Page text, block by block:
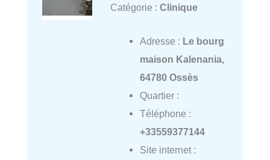
Catégorie : Clinique
Adresse : Le bourg
maison Kalenania,
64780 Ossès
Quartier :
Téléphone :
+33559377144
Site internet :